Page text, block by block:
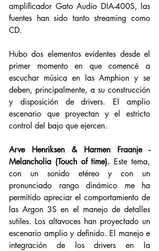
amplificador Gato Audio DIA-400S, las
fuentes han sido tanto streaming como
CD.
Hubo dos elementos evidentes desde el
primer momento en que comencé a
escuchar música en las Amphion y se
deben, principalmente, a su construcción
y disposición de drivers. El amplio
escenario que proyectan y el estricto
control del bajo que ejercen.
Arve Henriksen & Harmen Fraanje -
Melancholia (Touch of time). Este tema,
con un sonido etéreo y con un
pronunciado rango dinámico me ha
permitido apreciar el comportamiento de
las Argon 3S en el manejo de detalles
sutiles. Los altavoces han proyectado un
escenario amplio y definido. El manejo e
integración de los drivers en la